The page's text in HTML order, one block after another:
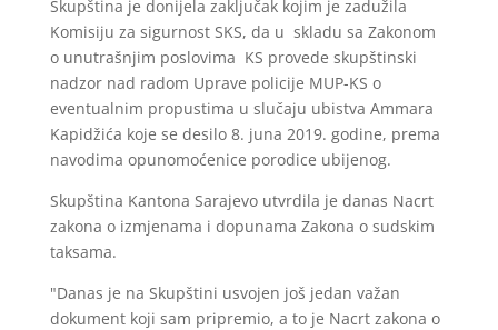
Skupština je donijela zaključak kojim je zadužila
Komisiju za sigurnost SKS, da u skladu sa Zakonom
o unutrašnjim poslovima KS provede skupštinski
nadzor nad radom Uprave policije MUP-KS o
eventualnim propustima u slučaju ubistva Ammara
Kapidžića koje se desilo 8. juna 2019. godine, prema
navodima opunomoćenice porodice ubijenog.
Skupština Kantona Sarajevo utvrdila je danas Nacrt
zakona o izmjenama i dopunama Zakona o sudskim
taksama.
"Danas je na Skupštini usvojen još jedan važan
dokument koji sam pripremio, a to je Nacrt zakona o